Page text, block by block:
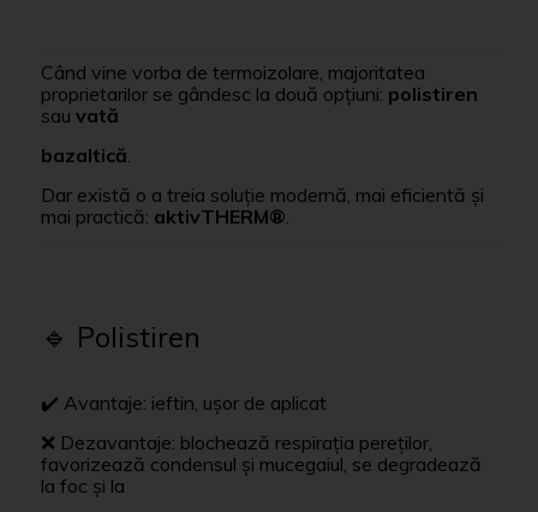
Când vine vorba de termoizolare, majoritatea
proprietarilor se gândesc la două opțiuni: polistiren
sauvată
bazaltică.
Dar există o a treia soluție modernă, mai eficientă și
mai practică: aktivTHERM®.
🔹 Polistiren
✔️ Avantaje: ieftin, ușor de aplicat
❌ Dezavantaje: blochează respirația pereților,
favorizează condensul și mucegaiul, se degradează
la foc și la